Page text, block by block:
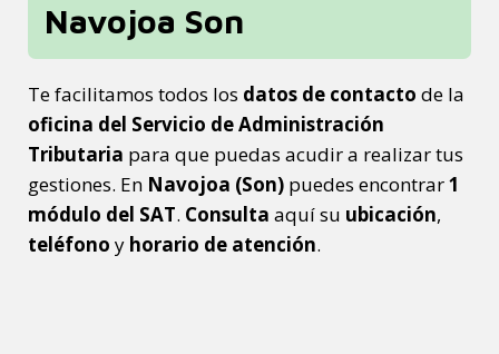
Navojoa Son
Te facilitamos todos los datos de contacto de la
oficina del Servicio de Administración
Tributaria para que puedas acudir a realizar tus
gestiones. En Navojoa (Son) puedes encontrar1
módulo del SAT. Consulta aquí su ubicación,
teléfono y horario de atención.